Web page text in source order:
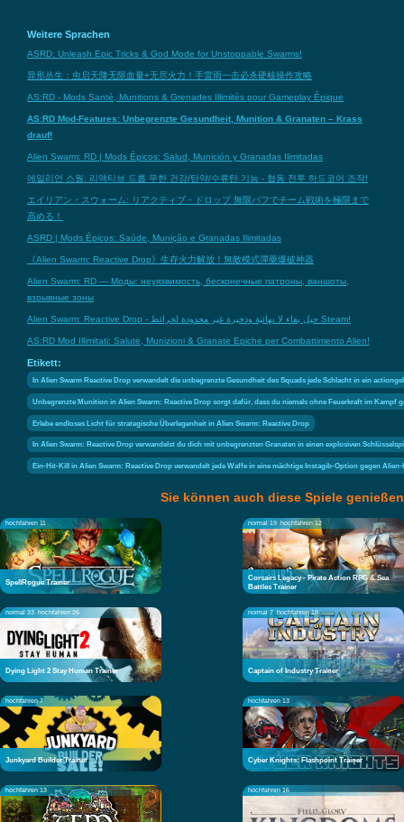
Weitere Sprachen
ASRD: Unleash Epic Tricks & God Mode for Unstoppable Swarms!
异形丛生：虫启天降无限血量+无尽火力！手雷雨一击必杀硬核操作攻略
AS:RD - Mods Santé, Munitions & Grenades Illimités pour Gameplay Épique
AS:RD Mod-Features: Unbegrenzte Gesundheit, Munition & Granaten – Krass
drauf!
Alien Swarm: RD | Mods Épicos: Salud, Munición y Granadas Ilimitadas
에일리언 스웜: 리액티브 드롭 무한 건강/탄약/수류탄 기능 - 협동 전투 하드코어 조작!
エイリアン・スウォーム: リアクティブ・ドロップ 無限バフでチーム戦術を極限まで
高める！
ASRD | Mods Épicos: Saúde, Munição e Granadas Ilimitadas
《Alien Swarm: Reactive Drop》生存火力解放！無敵模式彈藥爆破神器
Alien Swarm: RD — Моды: неуязвимость, бесконечные патроны, ваншоты,
взрывные зоны
Alien Swarm: Reactive Drop - حيل بقاء لا نهائية وذخيرة غير محدودة لخرائط Steam!
AS:RD Mod Illimitati: Salute, Munizioni & Granate Epiche per Combattimento Alien!
Etikett:
In Alien Swarm Reactive Drop verwandelt die unbegrenzte Gesundheit des Squads jede Schlacht in ein
Unbegrenzte Munition in Alien Swarm: Reactive Drop sorgt dafür, dass du niemals ohne Feuerkraft im Kampf
Erlebe endloses Licht für strategische Überlegenheit in Alien Swarm: Reactive Drop
In Alien Swarm: Reactive Drop verwandelst du dich mit unbegrenzten Granaten in einen explosiven
Ein-Hit-Kill in Alien Swarm: Reactive Drop verwandelt jede Waffe in eine mächtige Instagib-Option gegen
Sie können auch diese Spiele genießen
hochfahren 11
SpellRogue Trainer
normal 19 hochfahren 12
Corsairs Legacy - Pirate Action RPG & Sea
Battles Trainer
normal 33 hochfahren 26
Dying Light 2 Stay Human Trainer
normal 7 hochfahren 18
Captain of Industry Trainer
hochfahren 7
Junkyard Builder Trainer
hochfahren 13
Cyber Knights: Flashpoint Trainer
hochfahren 13 hochfahren 16